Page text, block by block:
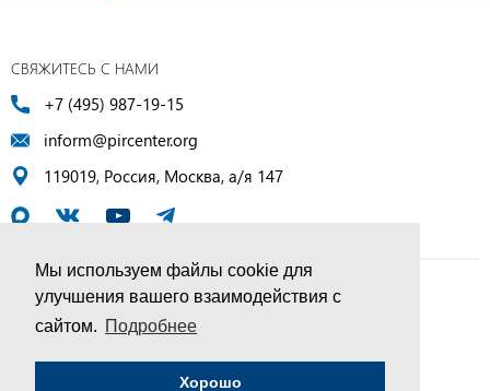
Мы используем файлы cookie для
улучшения вашего взаимодействия с
сайтом. Подробнее
Хорошо
СВЯЖИТЕСЬ С НАМИ
+7 (495) 987-19-15
inform@pircenter.org
119019, Россия, Москва, а/я 147
© ПИР-Центр, 1994–2025 | Все права защищены
Соглашение об обработке персональных данных